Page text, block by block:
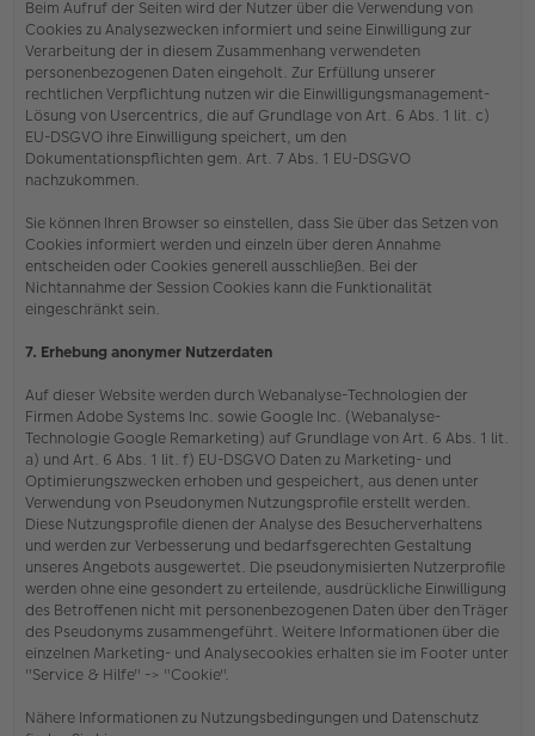
Beim Aufruf der Seiten wird der Nutzer über die Verwendung von
Cookies zu Analysezwecken informiert und seine Einwilligung zur
Verarbeitung der in diesem Zusammenhang verwendeten
personenbezogenen Daten eingeholt. Zur Erfüllung unserer
rechtlichen Verpflichtung nutzen wir die Einwilligungsmanagement-
Lösung von Usercentrics, die auf Grundlage von Art. 6 Abs. 1 lit. c)
EU-DSGVO ihre Einwilligung speichert, um den
Dokumentationspflichten gem. Art. 7 Abs. 1 EU-DSGVO
nachzukommen.
Sie können Ihren Browser so einstellen, dass Sie über das Setzen von
Cookies informiert werden und einzeln über deren Annahme
entscheiden oder Cookies generell ausschließen. Bei der
Nichtannahme der Session Cookies kann die Funktionalität
eingeschränkt sein.
7. Erhebung anonymer Nutzerdaten
Auf dieser Website werden durch Webanalyse-Technologien der
Firmen Adobe Systems Inc. sowie Google Inc. (Webanalyse-
Technologie Google Remarketing) auf Grundlage von Art. 6 Abs. 1 lit.
a) und Art. 6 Abs. 1 lit. f) EU-DSGVO Daten zu Marketing- und
Optimierungszwecken erhoben und gespeichert, aus denen unter
Verwendung von Pseudonymen Nutzungsprofile erstellt werden.
Diese Nutzungsprofile dienen der Analyse des Besucherverhaltens
und werden zur Verbesserung und bedarfsgerechten Gestaltung
unseres Angebots ausgewertet. Die pseudonymisierten Nutzerprofile
werden ohne eine gesondert zu erteilende, ausdrückliche Einwilligung
des Betroffenen nicht mit personenbezogenen Daten über den Träger
des Pseudonyms zusammengeführt. Weitere Informationen über die
einzelnen Marketing- und Analysecookies erhalten sie im Footer unter
"Service & Hilfe" -> "Cookie".
Nähere Informationen zu Nutzungsbedingungen und Datenschutz